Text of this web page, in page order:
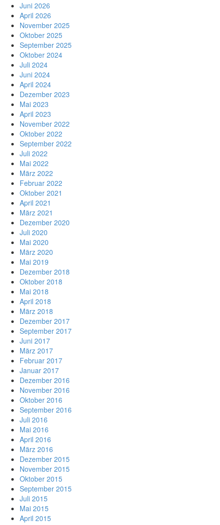
Juni 2026
April 2026
November 2025
Oktober 2025
September 2025
Oktober 2024
Juli 2024
Juni 2024
April 2024
Dezember 2023
Mai 2023
April 2023
November 2022
Oktober 2022
September 2022
Juli 2022
Mai 2022
März 2022
Februar 2022
Oktober 2021
April 2021
März 2021
Dezember 2020
Juli 2020
Mai 2020
März 2020
Mai 2019
Dezember 2018
Oktober 2018
Mai 2018
April 2018
März 2018
Dezember 2017
September 2017
Juni 2017
März 2017
Februar 2017
Januar 2017
Dezember 2016
November 2016
Oktober 2016
September 2016
Juli 2016
Mai 2016
April 2016
März 2016
Dezember 2015
November 2015
Oktober 2015
September 2015
Juli 2015
Mai 2015
April 2015